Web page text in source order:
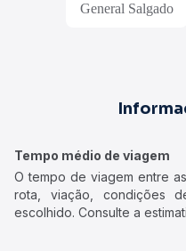
General Salgado
Tempo médio de viagem
O tempo de viagem entre
rota, viação, condições
escolhido. Consulte a